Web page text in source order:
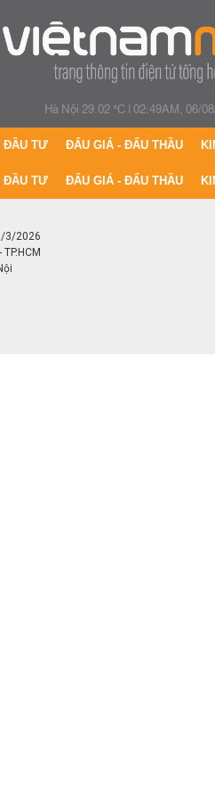
Hà Nội 29.02 °C|02:49AM, 06/
ĐẦU TƯ ĐẤU GIÁ - ĐẤU THẦU
ĐẦU TƯ ĐẤU GIÁ - ĐẤU THẦU
3/2026